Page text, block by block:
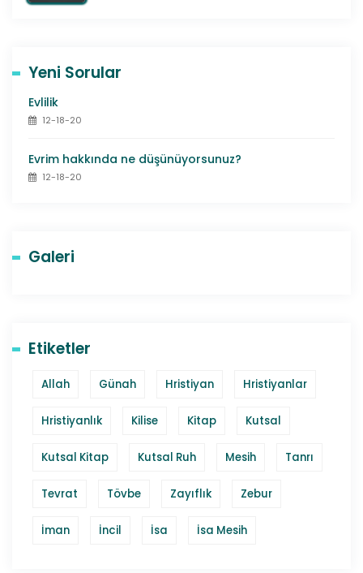
Yeni Sorular
Evlilik
12-18-20
Evrim hakkında ne düşünüyorsunuz?
12-18-20
Galeri
Etiketler
Allah Günah Hristiyan Hristiyanlar
Hristiyanlık Kilise Kitap Kutsal
Kutsal Kitap Kutsal Ruh Mesih Tanrı
Tevrat Tövbe Zayıflık Zebur
İman İncil İsa İsa Mesih